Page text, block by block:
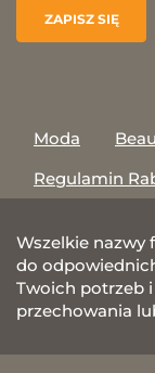
Moda
Regulamin
Wszelkie nazwy
do
Twoich potrzeb
przechowania